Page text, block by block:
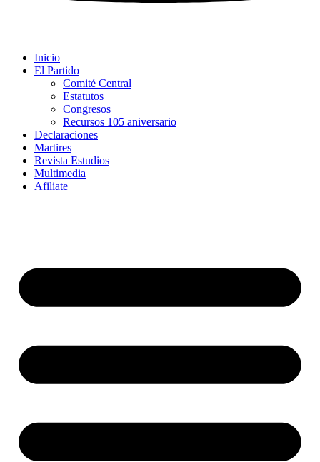
Inicio
El Partido
Comité Central
Estatutos
Congresos
Recursos 105 aniversario
Declaraciones
Martires
Revista Estudios
Multimedia
Afiliate